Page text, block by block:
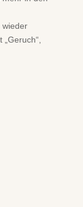
wieder